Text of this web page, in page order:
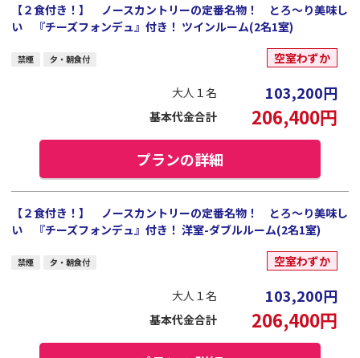
【２食付き！】 ノースカントリーの定番名物！ とろ～り美味し
い 『チーズフォンデュ』付き！ ツインルーム(2名1室)
禁煙 夕・朝食付 空室わずか
大人１名 103,200円
基本代金合計 206,400円
プランの詳細
【２食付き！】 ノースカントリーの定番名物！ とろ～り美味し
い 『チーズフォンデュ』付き！ 洋室-ダブルルーム(2名1室)
禁煙 夕・朝食付 空室わずか
大人１名 103,200円
基本代金合計 206,400円